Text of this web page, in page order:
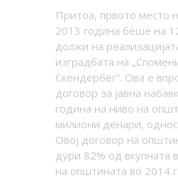
Притоа, првото место
2013 година беше на
должи на
изградбата на
Скендербег“. Ова е
договор за јавна
година на ниво на
милиони денари,
Овој договор на
дури 82% од вкупната
на општината во 2014